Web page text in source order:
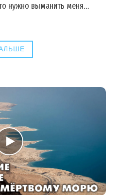
нужно выманить меня…